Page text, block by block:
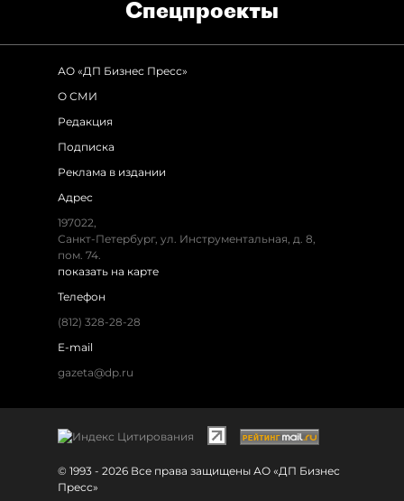
Спец­проекты
АО «ДП Бизнес Пресс»
О СМИ
Редакция
Подписка
Реклама в издании
Адрес
197022,
Санкт-Петербург, ул. Инструментальная, д. 8,
пом. 74.
показать на карте
Телефон
(812) 328-28-28
E-mail
gazeta@dp.ru
© 1993 - 2026 Все права защищены АО «ДП Бизнес
Пресс»